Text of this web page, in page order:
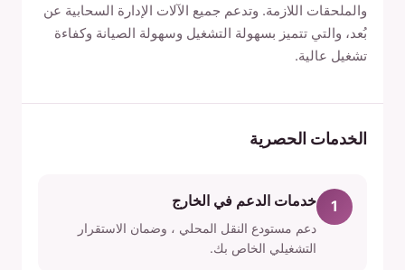
والملحقات اللازمة. وتدعم جميع الآلات الإدارة السحابية عن
بُعد، والتي تتميز بسهولة التشغيل وسهولة الصيانة وكفاءة
تشغيل عالية.
الخدمات الحصرية
1 خدمات الدعم في الخارج
دعم مستودع النقل المحلي ، وضمان الاستقرار
التشغيلي الخاص بك.